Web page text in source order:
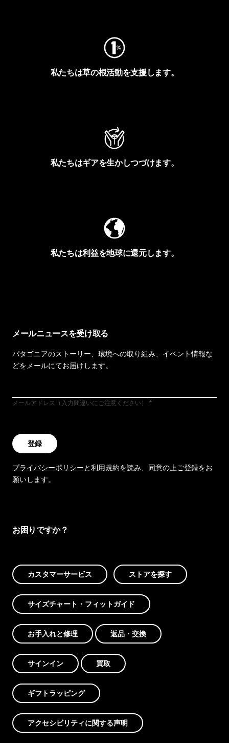
私たちは草の根活動を支援します。
私たちはギアを生かしつづけます。
私たちは利益を地球に還元します。
メールニュースを受け取る
パタゴニアのストーリー、環境への取り組み、イベント情報な
どをメールにてお届けします。
メールアドレス（入力間違いにご注意ください）
登録
プライバシーポリシーと利用規約を読み、同意の上ご登録をお
願いします。
お困りですか？
カスタマーサービス ストアを探す
サイズチャート・フィットガイド
お手入れと修理 返品・交換
サインイン 買取
ギフトラッピング
アクセシビリティに関する声明